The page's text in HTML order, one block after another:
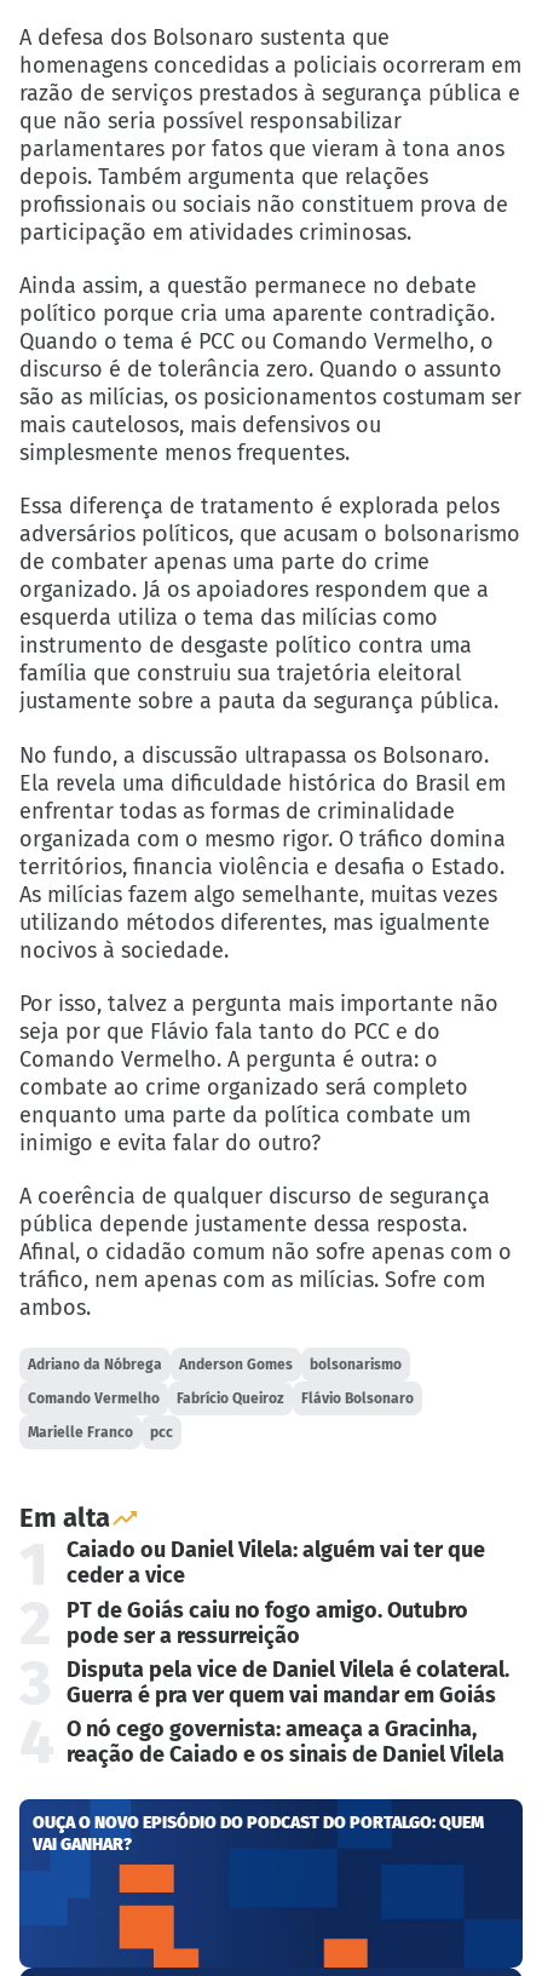
A defesa dos Bolsonaro sustenta que
homenagens concedidas a policiais ocorreram em
razão de serviços prestados à segurança pública e
que não seria possível responsabilizar
parlamentares por fatos que vieram à tona anos
depois. Também argumenta que relações
profissionais ou sociais não constituem prova de
participação em atividades criminosas.
Ainda assim, a questão permanece no debate
político porque cria uma aparente contradição.
Quando o tema é PCC ou Comando Vermelho, o
discurso é de tolerância zero. Quando o assunto
são as milícias, os posicionamentos costumam ser
mais cautelosos, mais defensivos ou
simplesmente menos frequentes.
Essa diferença de tratamento é explorada pelos
adversários políticos, que acusam o bolsonarismo
de combater apenas uma parte do crime
organizado. Já os apoiadores respondem que a
esquerda utiliza o tema das milícias como
instrumento de desgaste político contra uma
família que construiu sua trajetória eleitoral
justamente sobre a pauta da segurança pública.
No fundo, a discussão ultrapassa os Bolsonaro.
Ela revela uma dificuldade histórica do Brasil em
enfrentar todas as formas de criminalidade
organizada com o mesmo rigor. O tráfico domina
territórios, financia violência e desafia o Estado.
As milícias fazem algo semelhante, muitas vezes
utilizando métodos diferentes, mas igualmente
nocivos à sociedade.
Por isso, talvez a pergunta mais importante não
seja por que Flávio fala tanto do PCC e do
Comando Vermelho. A pergunta é outra: o
combate ao crime organizado será completo
enquanto uma parte da política combate um
inimigo e evita falar do outro?
A coerência de qualquer discurso de segurança
pública depende justamente dessa resposta.
Afinal, o cidadão comum não sofre apenas com o
tráfico, nem apenas com as milícias. Sofre com
ambos.
Adriano da Nóbrega Anderson Gomes bolsonarismo
Comando Vermelho Fabrício Queiroz Flávio Bolsonaro
Marielle Franco pcc
Em alta
Caiado ou Daniel Vilela: alguém vai ter que
ceder a vice
PT de Goiás caiu no fogo amigo. Outubro
pode ser a ressurreição
Disputa pela vice de Daniel Vilela é colateral.
Guerra é pra ver quem vai mandar em Goiás
O nó cego governista: ameaça a Gracinha,
reação de Caiado e os sinais de Daniel Vilela
OUÇA O NOVO EPISÓDIO DO PODCAST DO PORTALGO: QUEM
VAI GANHAR?